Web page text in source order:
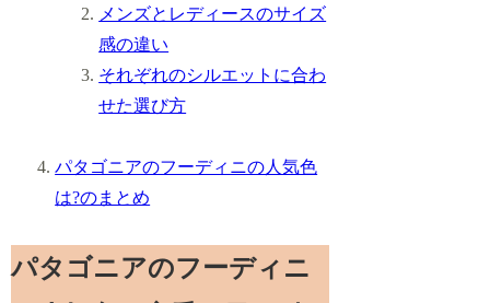
メンズとレディースのサイズ
感の違い
それぞれのシルエットに合わ
せた選び方
パタゴニアのフーディニの人気色
は?のまとめ
パタゴニアのフーディニ